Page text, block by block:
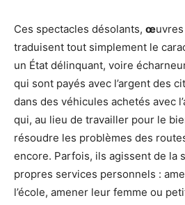
Ces spectacles désolants, œ
traduisent tout simplement le
un État délinquant, voire
qui sont payés avec l’argent des
dans des véhicules achetés avec
qui, au lieu de travailler pour le
résoudre les problèmes des
encore. Parfois, ils agissent de la
propres services personnels :
l’école, amener leur femme ou